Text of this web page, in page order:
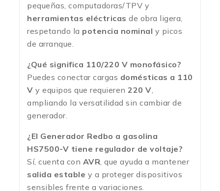
pequeñas, computadoras/TPV y
herramientas eléctricas de obra ligera,
respetando la potencia nominal y picos
de arranque.
¿Qué significa 110/220 V monofásico?
Puedes conectar cargas domésticas a 110
V y equipos que requieren 220 V,
ampliando la versatilidad sin cambiar de
generador.
¿El Generador Redbo a gasolina
HS7500-V tiene regulador de voltaje?
Sí, cuenta con AVR, que ayuda a mantener
salida estable y a proteger dispositivos
sensibles frente a variaciones.